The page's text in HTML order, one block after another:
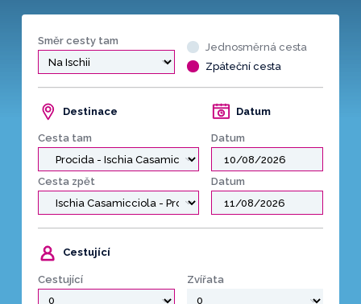
Směr cesty tam
Jednosměrná cesta
Zpáteční cesta
Destinace
Cesta tam
Datum
Datum
Cesta zpět Datum
Cestující
Cestující Zvířata